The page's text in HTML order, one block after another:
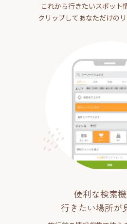
これから行きたいスポット
クリップしてあなただけのリ
便利な検索
行きたい場所が